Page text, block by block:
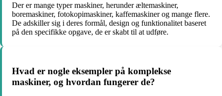
Der er mange typer maskiner, herunder æltemaskiner,
boremaskiner, fotokopimaskiner, kaffemaskiner og mange flere.
De adskiller sig i deres formål, design og funktionalitet baseret
på den specifikke opgave, de er skabt til at udføre.
Hvad er nogle eksempler på komplekse
maskiner, og hvordan fungerer de?